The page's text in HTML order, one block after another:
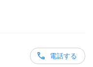
電話する